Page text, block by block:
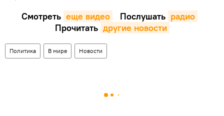
Смотреть еще видео Послушать радио
Прочитать другие новости
Политика В мире Новости